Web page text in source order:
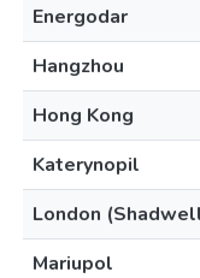
Energodar
Hangzhou
Hong Kong
Katerynopil
London
Mariupol